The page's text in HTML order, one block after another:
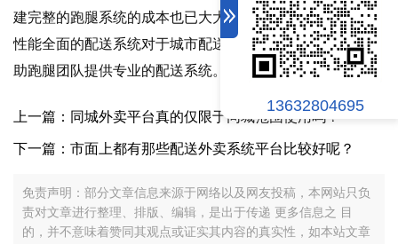
13632804695
建完整的跑腿系统的成本也已大大降低。选择一个成熟的，
性能全面的配送系统对于城市配送行业而言尤为重要。能帮
助跑腿团队提供专业的配送系统。
上一篇：同城外卖平台真的仅限于同城范围使用吗？
下一篇：市面上都有那些配送外卖系统平台比较好呢？
免责声明：部分文章信息来源于网络以及网友投稿，本网站只负
责对文章进行整理、排版、编辑，是出于传递 更多信息之 目
的，并不意味着赞同其观点或证实其内容的真实性，如本站文章